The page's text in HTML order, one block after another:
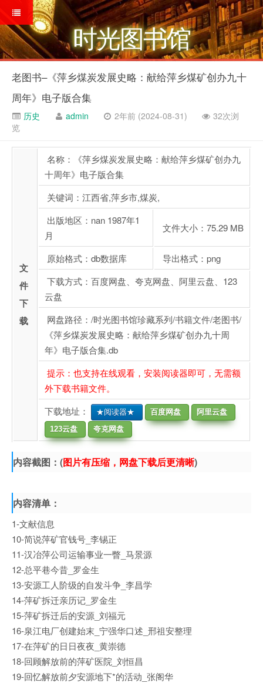
时光图书馆
老图书–《萍乡煤炭发展史略：献给萍乡煤矿创办九十
周年》电子版合集
历史 admin 2年前 (2024-08-31)
32次浏
览
文
件
下
载
名称：《萍乡煤炭发展史略：献给萍乡煤矿创办九
十周年》电子版合集
关键词：江西省,萍乡市,煤炭,
出版地区：nan 1987年1
月
文件大小：75.29 MB
原始格式：db数据库
导出格式：png
下载方式：百度网盘、夸克网盘、阿里云盘、123
云盘
网盘路径：/时光图书馆珍藏系列/书籍文件/老图书/
《萍乡煤炭发展史略：献给萍乡煤矿创办九十周
年》电子版合集.db
提示：也支持在线观看，安装阅读器即可，无需额
外下载书籍文件。
下载地址：
★阅读器★ 百度网盘
阿里云盘
123云盘
夸克网盘
内容截图：(图片有压缩，网盘下载后更清晰)
内容清单：
1-文献信息
10-简说萍矿官钱号_李锡正
11-汉冶萍公司运输事业一瞥_马景源
12-总平巷今昔_罗金生
13-安源工人阶级的自发斗争_李昌学
14-萍矿拆迁亲历记_罗金生
15-萍矿拆迁后的安源_刘福元
16-泉江电厂创建始末_宁强华口述_邢祖安整理
17-在萍矿的日日夜夜_黄崇德
18-回顾解放前的萍矿医院_刘恒昌
19-回忆解放前夕安源地下*的活动_张阁华